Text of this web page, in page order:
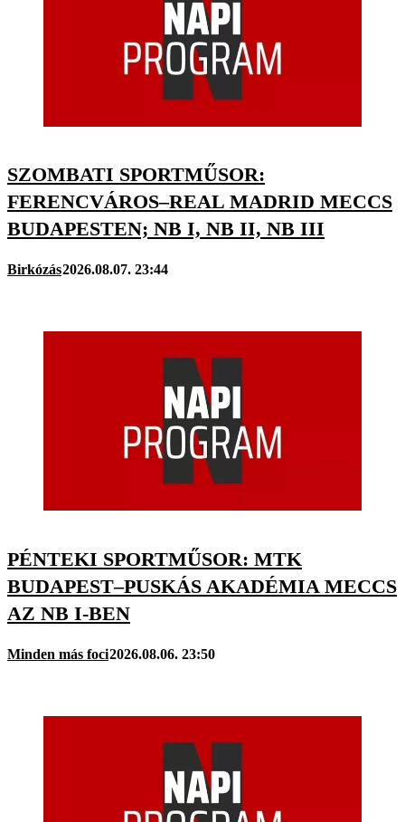
SZOMBATI SPORTMŰSOR:
FERENCVÁROS–REAL MADRID MECCS
BUDAPESTEN; NB I, NB II, NB III
Birkózás2026.08.07. 23:44
PÉNTEKI SPORTMŰSOR: MTK
BUDAPEST–PUSKÁS AKADÉMIA MECCS
AZ NB I-BEN
Minden más foci2026.08.06. 23:50